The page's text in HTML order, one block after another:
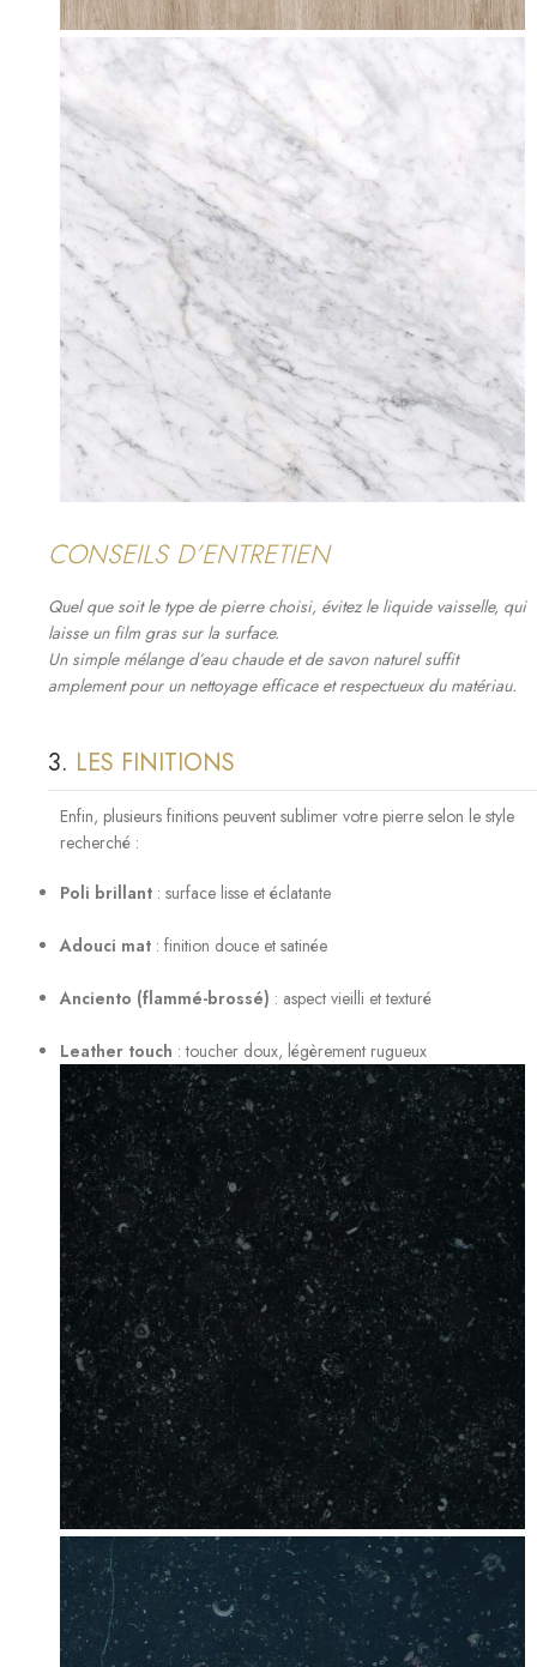
CONSEILS D’ENTRETIEN
Quel que soit le type de pierre choisi, évitez le liquide vaisselle, qui
laisse un film gras sur la surface.
Un simple mélange d’eau chaude et de savon naturelsuffit
amplement pour un nettoyage efficace et respectueux du matériau.
3. LES FINITIONS
Enfin, plusieurs finitions peuvent sublimer votre pierre selon le style
recherché :
Poli brillant : surface lisse et éclatante
Adouci mat : finition douce et satinée
Anciento (flammé-brossé) : aspect vieilli et texturé
Leather touch : toucher doux, légèrement rugueux